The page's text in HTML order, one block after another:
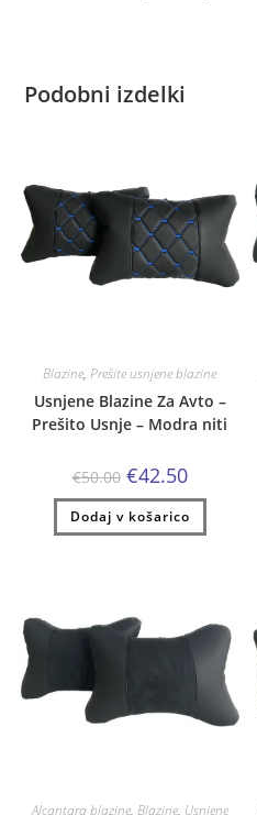
Podobni izdelki
Blazine,Prešite usnjene blazine
Usnjene Blazine Za Avto –
Prešito Usnje – Modra niti
€50.00 Izvirna
cena
je
bila:
€50.00.
€42.50Trenutna
cena
je:
€42.50.
Dodaj v košarico
Alcantara blazine, Blazine, Usnjene